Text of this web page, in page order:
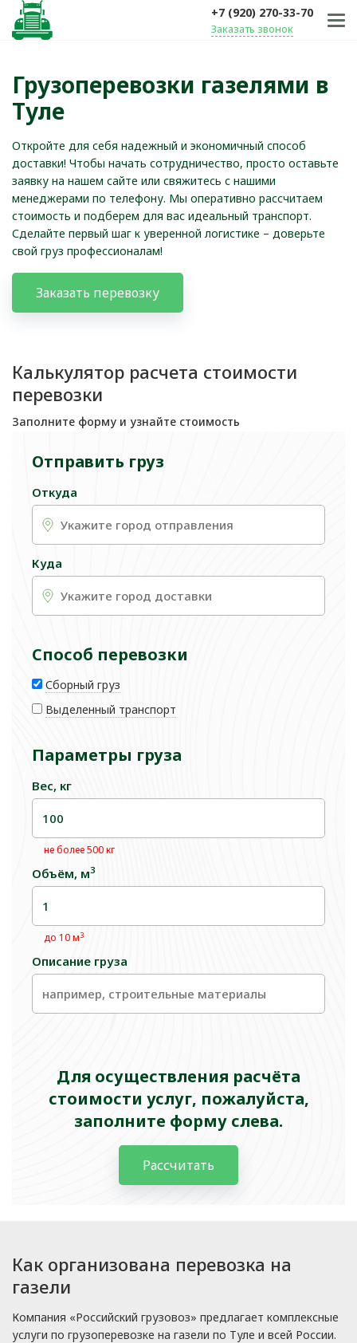
+7 (920) 270-33-70
Заказать звонок
Грузоперевозки газелями в
Туле
Откройте для себя надежный и экономичный способ
доставки! Чтобы начать сотрудничество, просто оставьте
заявку на нашем сайте или свяжитесь с нашими
менеджерами по телефону. Мы оперативно рассчитаем
стоимость и подберем для вас идеальный транспорт.
Сделайте первый шаг к уверенной логистике – доверьте
свой груз профессионалам!
Заказать перевозку
Калькулятор расчета стоимости
перевозки
Заполните форму и узнайте стоимость
Отправить груз
Откуда
Куда
Способ перевозки
Сборный груз
Выделенный транспорт
Параметры груза
Вес, кг
не более 500 кг
Объём, м3
до 10 м3
Описание груза
Для осуществления расчёта
стоимости услуг, пожалуйста,
заполните форму слева.
Рассчитать
Как организована перевозка на
газели
Компания «Российский грузовоз» предлагает комплексные
услуги по грузоперевозке на газели по Туле и всей России.